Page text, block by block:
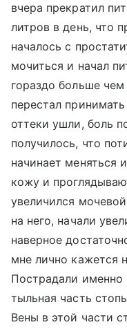
вчера прекратил
литров в день, что
началось с
мочиться и начал
гораздо больше
перестал
оттеки ушли, боль
получилось, что
начинает меняться
кожу и
увеличился
на него, начали
наверное
мне лично кажется
Пострадали именно
тыльная часть
Вены в этой части